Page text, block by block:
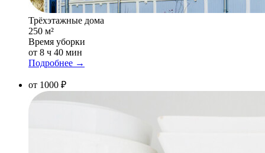
Трёхэтажные дома
250 м²
Время уборки
от 8 ч 40 мин
Подробнее →
от 1000 ₽